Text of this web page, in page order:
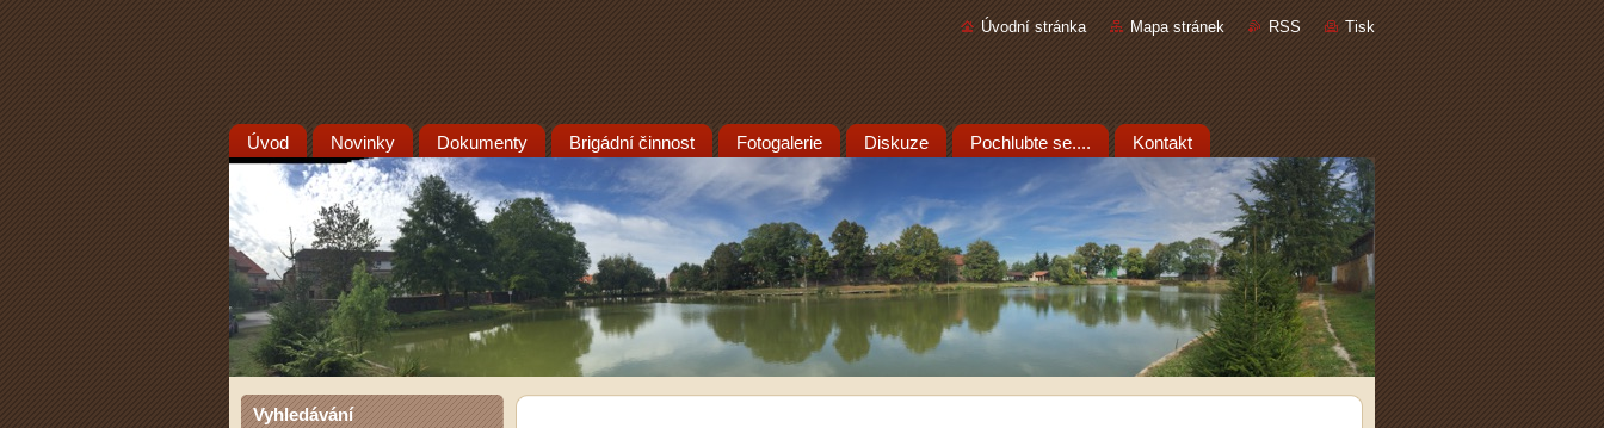
Úvodní stránka Mapa stránek RSS Tisk
Úvod Novinky Dokumenty Brigádní činnost Fotogalerie Diskuze Pochlubte se.... Kontakt
Vyhledávání